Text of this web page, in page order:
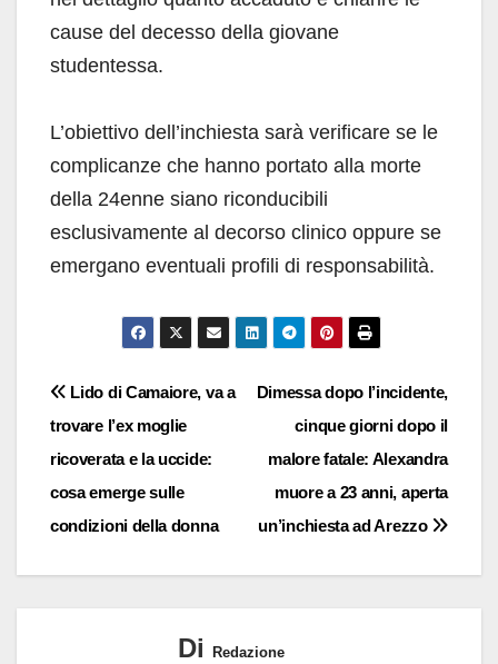
cause del decesso della giovane
studentessa.
L’obiettivo dell’inchiesta sarà verificare se le
complicanze che hanno portato alla morte
della 24enne siano riconducibili
esclusivamente al decorso clinico oppure se
emergano eventuali profili di responsabilità.
Navigazione
articoli
Dimessa dopo l’incidente,
cinque giorni dopo il
malore fatale: Alexandra
muore a 23 anni, aperta
un’inchiesta ad Arezzo
Lido di Camaiore, va a
trovare l’ex moglie
ricoverata e la uccide:
cosa emerge sulle
condizioni della donna
Di Redazione